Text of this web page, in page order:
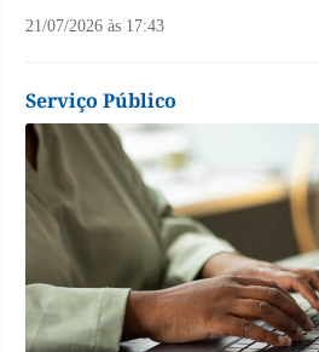
21/07/2026 às 17:43
Serviço Público